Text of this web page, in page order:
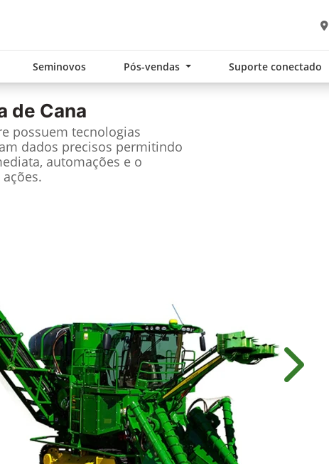
Seminovos Pós-vendas Suporte conectado
de Cana
possuem tecnologias
dados precisos permitindo
automações e o
Próximo